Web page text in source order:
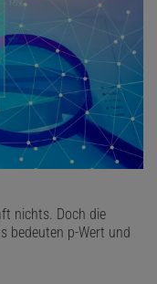
nichts. Doch die
bedeuten p-Wert und